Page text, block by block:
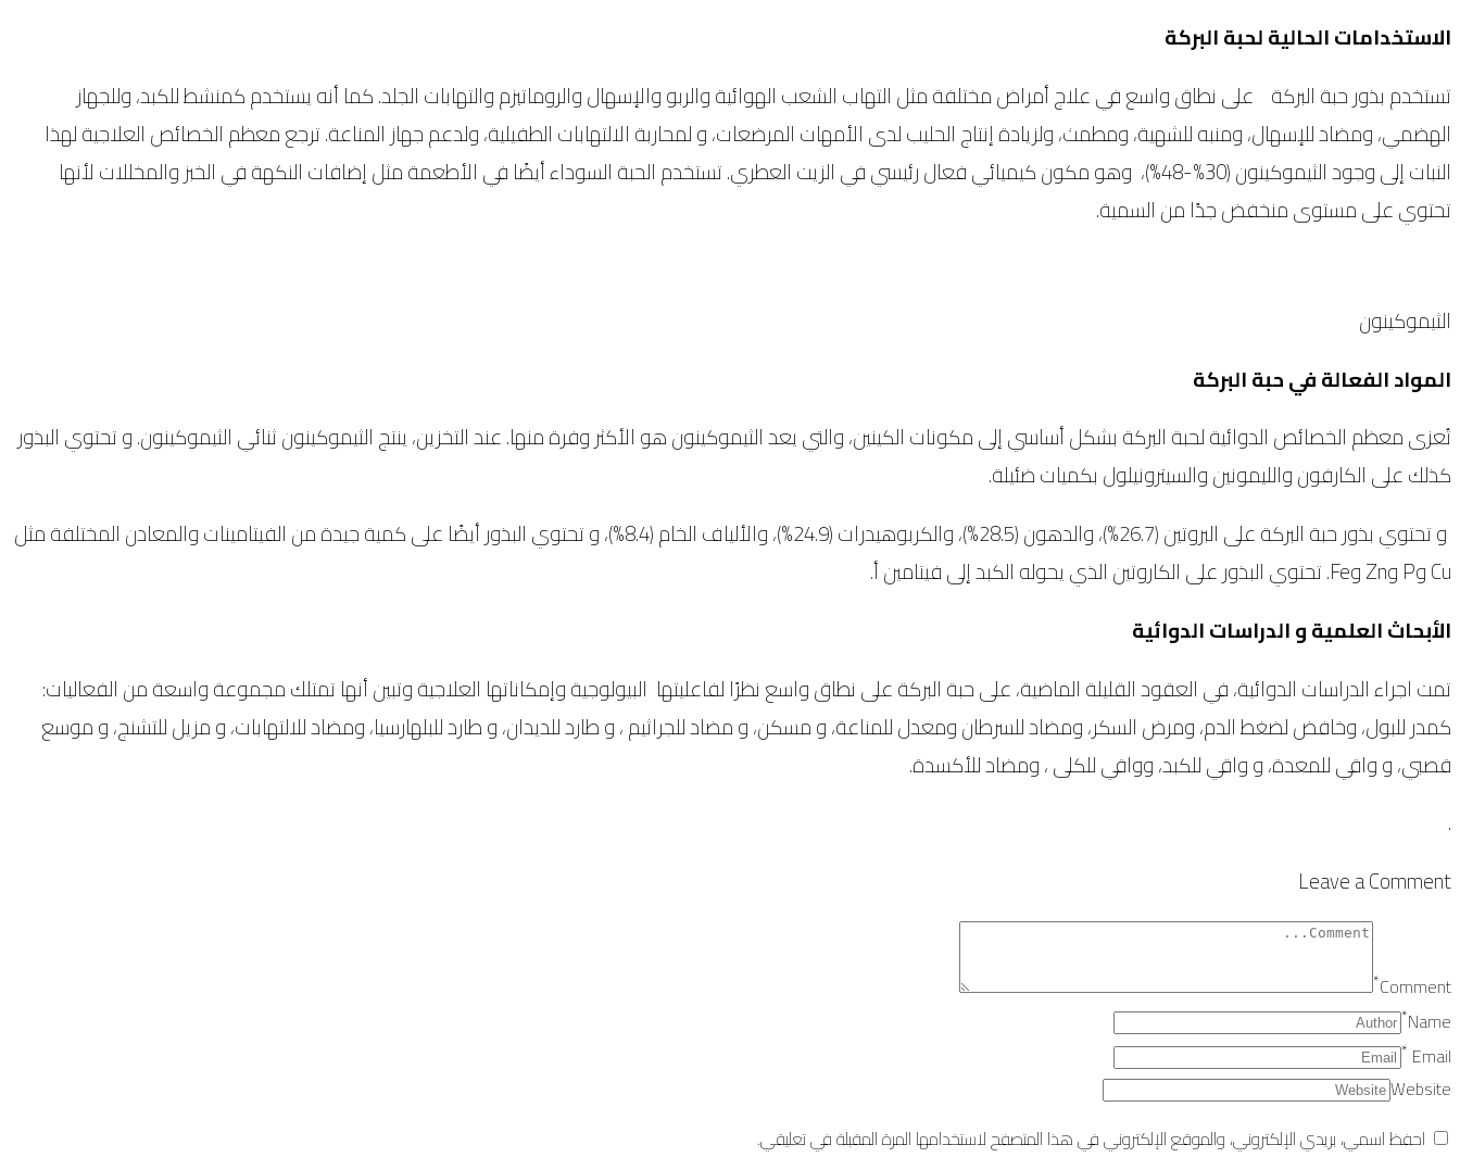
الاستخدامات الحالية لحبة البركة
تستخدم بذور حبة البركة على نطاق واسع في علاج أمراض مختلفة مثل التهاب الشعب الهوائية والربو والإسهال والروماتيزم والتهابات الجلد. كما أنه يستخدم كمنشط للكبد، وللجهاز
الهضمي، ومضاد للإسهال، ومنبه للشهية، ومطمث، ولزيادة إنتاج الحليب لدى الأمهات المرضعات، و لمحاربة الالتهابات الطفيلية، ولدعم جهاز المناعة. ترجع معظم الخصائص العلاجية لهذا
النبات إلى وجود الثيموكينون (30%-48%)، وهو مكون كيميائي فعال رئيسي في الزيت العطري. تستخدم الحبة السوداء أيضًا في الأطعمة مثل إضافات النكهة في الخبز والمخللات لأنها
تحتوي على مستوى منخفض جدًا من السمية.
الثيموكينون
المواد الفعالة في حبة البركة
تُعزى معظم الخصائص الدوائية لحبة البركة بشكل أساسي إلى مكونات الكينين، والتي يعد الثيموكينون هو الأكثر وفرة منها. عند التخزين، ينتج الثيموكينون ثنائي الثيموكينون. و تحتوي البذور
كذلك على الكارفون والليمونين والسيترونيلول بكميات ضئيلة.
و تحتوي بذور حبة البركة على البروتين (26.7%)، والدهون (28.5%)، والكربوهيدرات (24.9%)، والألياف الخام (8.4%)، و تحتوي البذور أيضًا على كمية جيدة من الفيتامينات والمعادن المختلفة مثل
Cu وP وZn وFe. تحتوي البذور على الكاروتين الذي يحوله الكبد إلى فيتامين أ.
الأبحاث العلمية و الدراسات الدوائية
تمت اجراء الدراسات الدوائية، في العقود القليلة الماضية، على حبة البركة على نطاق واسع نظرًا لفاعليتها البيولوجية وإمكاناتها العلاجية وتبين أنها تمتلك مجموعة واسعة من الفعاليات:
كمدر للبول، وخافض لضغط الدم، ومرض السكر، ومضاد للسرطان ومعدل للمناعة، و مسكن، و مضاد للجراثيم ، و طارد للديدان، و طارد للبلهارسيا، ومضاد للالتهابات، و مزيل للتشنج، و موسع
قصبي، و واقي للمعدة، و واقي للكبد، وواقي للكلى ، ومضاد للأكسدة.
.
Leave a Comment
Comment
*
Name
*
Email
*
Website
احفظ اسمي، بريدي الإلكتروني، والموقع الإلكتروني في هذا المتصفح لاستخدامها المرة المقبلة في تعليقي.